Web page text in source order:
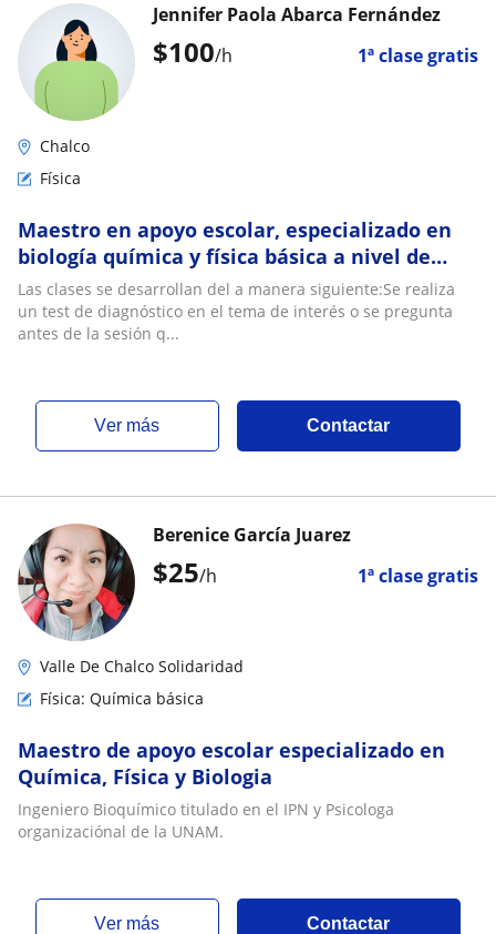
$100/h 1ª clase gratis
Jennifer Paola Abarca Fernández
Chalco
Física
Maestro en apoyo escolar, especializado en
biología química y física básica a nivel de
secundaria y preparatoria
Las clases se desarrollan del a manera siguiente:Se realiza
un test de diagnóstico en el tema de interés o se pregunta
antes de la sesión q...
ver más Contactar
$25/h 1ª clase gratis
Berenice García Juarez
Valle De Chalco Solidaridad
Física: Química básica
Maestro de apoyo escolar especializado en
Química, Física y Biologia
Ingeniero Bioquímico titulado en el IPN y Psicologa
organizaciónal de la UNAM.
ver más Contactar